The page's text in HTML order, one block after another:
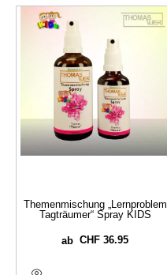
Themenmischung „Lernproblem
Tagträumer“ Spray KIDS
abCHF 36.95